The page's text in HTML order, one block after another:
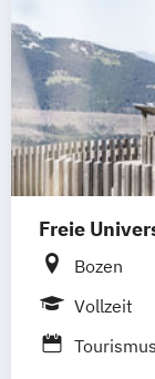
Freie
Bozen
Vollzeit